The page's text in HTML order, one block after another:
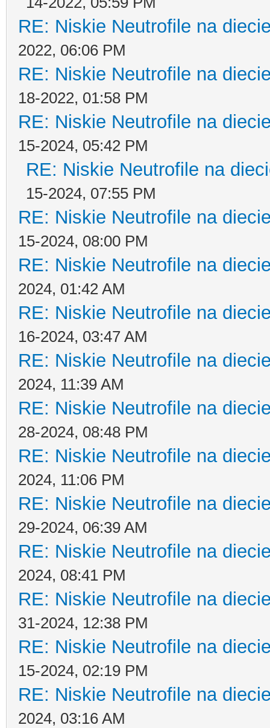
RE: Niskie Neutrofile na
2022, 06:06 PM
RE: Niskie Neutrofile na
18-2022, 01:58 PM
RE: Niskie Neutrofile na
15-2024, 05:42 PM
RE: Niskie Neutrofile na
15-2024, 07:55 PM
RE: Niskie Neutrofile na
15-2024, 08:00 PM
RE: Niskie Neutrofile na
2024, 01:42 AM
RE: Niskie Neutrofile na
16-2024, 03:47 AM
RE: Niskie Neutrofile na
2024, 11:39 AM
RE: Niskie Neutrofile na
28-2024, 08:48 PM
RE: Niskie Neutrofile na
2024, 11:06 PM
RE: Niskie Neutrofile na
29-2024, 06:39 AM
RE: Niskie Neutrofile na
2024, 08:41 PM
RE: Niskie Neutrofile na
31-2024, 12:38 PM
RE: Niskie Neutrofile na
15-2024, 02:19 PM
RE: Niskie Neutrofile na
2024, 03:16 AM